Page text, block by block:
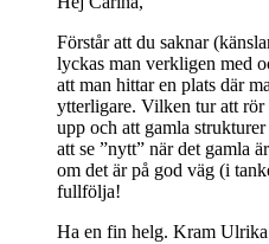
Förstår att du saknar
lyckas man verkligen med
att man hittar en plats där
ytterligare. Vilken tur att
upp och att gamla
att se ”nytt” när det gamla
om det är på god väg (i
fullfölja!
Ha en fin helg. Kram Ulrika